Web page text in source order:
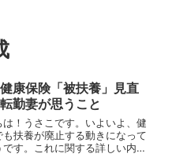
康保険「被扶養」見直
勤妻が思うこと
は！うさこです。いよいよ、健
も扶養が廃止する動きになって
です。これに関する詳しい内容